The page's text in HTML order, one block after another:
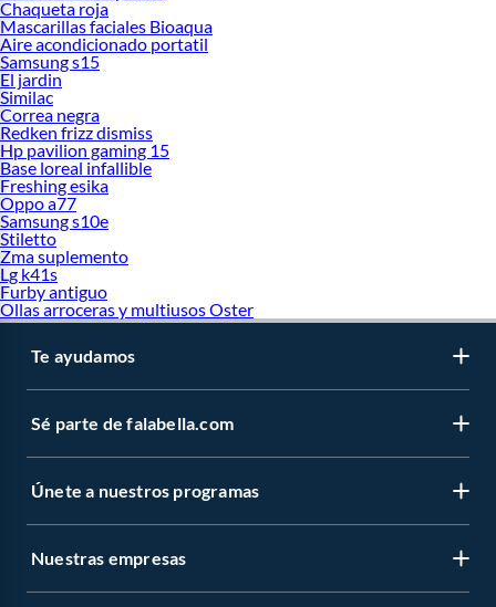
Chaqueta roja
Mascarillas faciales Bioaqua
Aire acondicionado portatil
Samsung s15
El jardin
Similac
Correa negra
Redken frizz dismiss
Hp pavilion gaming 15
Base loreal infallible
Freshing esika
Oppo a77
Samsung s10e
Stiletto
Zma suplemento
Lg k41s
Furby antiguo
Ollas arroceras y multiusos Oster
Te ayudamos
Sé parte de falabella.com
Únete a nuestros programas
Nuestras empresas